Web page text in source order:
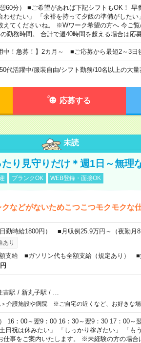
60分） ■ご希望があれば下記シフトもOK！ 早
わせたい」 「余裕を持って夕飯の準備がしたい
えてくださいね。 ※Wワーク希望の方へ 今ご覧
勤務時間。 合計で週40時間を超える場合は応
中！急募！】2カ月～ ■ご応募から最短2～3日
代活躍中/服装自由/シフト勤務/10名以上の大量
応募する
未読
り見守りだけ＊週1日～無理
ブランクOK WEB登録・面接OK
などがないためこつこつモクモクな
勤時給1800円） ■月収例25.9万円～（夜勤月8
あり
支給 ■ガソリン代も全額支給（規定あり） ■
吉駅 / 新丸子駅 /
＞介護施設や病院 ※ご自宅の近くなど、お好きな場
16：00～翌9：00 16：30～翌9：30 17：00
日祝は休みたい」 「しっかり稼ぎたい」 「も
仕事をご案内いたします。 ※未経験の方の場